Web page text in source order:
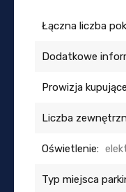
Łączna liczba
Dodatkowe
Prowizja
Liczba
Oświetlenie:
Typ miejsca